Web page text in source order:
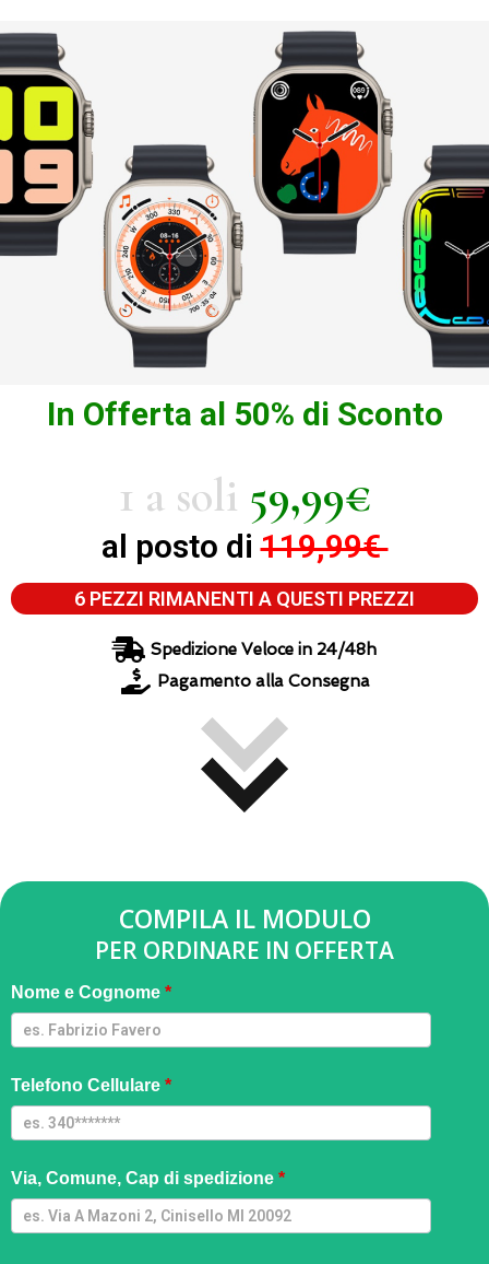
In Offerta al 50% di Sconto
1 a soli 59,99€
al posto di119,99€
6 PEZZI RIMANENTI A QUESTI PREZZI
Spedizione Veloce in 24/48h
Pagamento alla Consegna
COMPILA IL MODULO
PER ORDINARE IN OFFERTA
Smartwatch
Ultra - M
Nome e Cognome *
Telefono Cellulare *
Via, Comune, Cap di spedizione *